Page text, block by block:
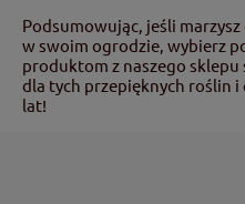
Podsumowując, jeśli
w swoim ogrodzie, wybierz
produktom z naszego
dla tych przepięknych roślin i
lat!